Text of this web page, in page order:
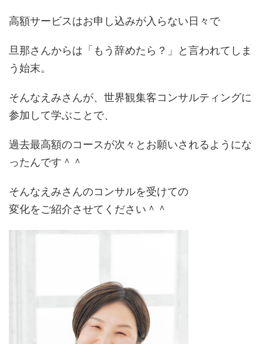
高額サービスはお申し込みが入らない日々で
旦那さんからは「もう辞めたら？」と言われてしま
う始末。
そんなえみさんが、世界観集客コンサルティングに
参加して学ぶことで、
過去最高額のコースが次々とお願いされるようにな
ったんです＾＾
そんなえみさんのコンサルを受けての
変化をご紹介させてください＾＾